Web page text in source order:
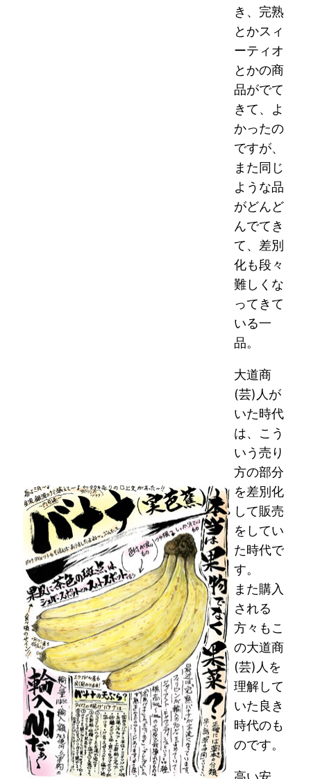
き、完熟
とかスィ
ーティオ
とかの商
品がでて
きて、よ
かったの
ですが、
また同じ
ような品
がどんど
んでてき
て、差別
化も段々
難しくな
ってきて
いる一
品。
大道商
(芸)人が
いた時代
は、こう
いう売り
方の部分
を差別化
して販売
をしてい
た時代で
す。
また購入
される
方々もこ
の大道商
(芸)人を
理解して
いた良き
時代のも
のです。